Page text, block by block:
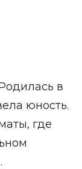
в
юность.
где